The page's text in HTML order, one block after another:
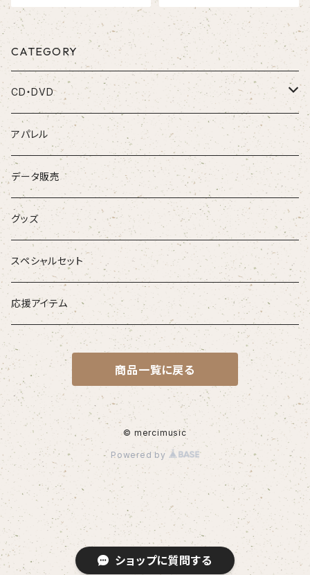
ショップに質問する
CATEGORY
CD・DVD
CD
DVD
お得なセット
音源がダウンロードできるアイテム
アパレル
データ販売
グッズ
スペシャルセット
応援アイテム
商品一覧に戻る
© mercimusic
Powered by